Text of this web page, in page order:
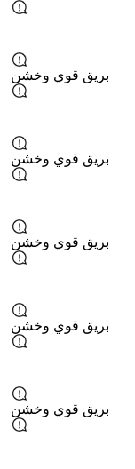
بريق قوي وخشن
بريق قوي وخشن
بريق قوي وخشن
بريق قوي وخشن
بريق قوي وخشن